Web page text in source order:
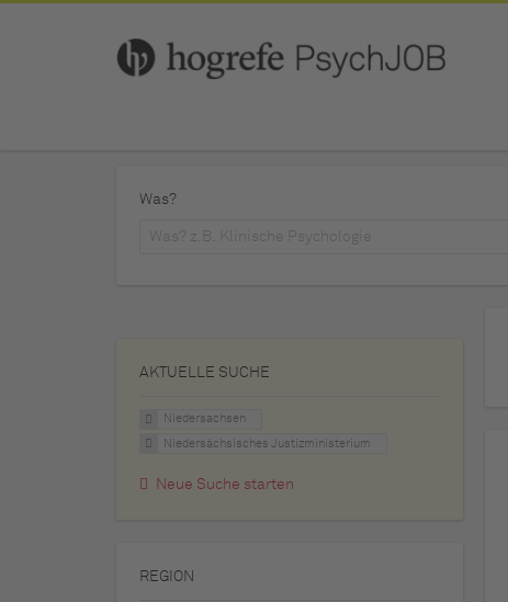
Was?
AKTUELLE SUCHE
Niedersachsen
Niedersächsisches Justizministerium
Neue Suche starten
REGION